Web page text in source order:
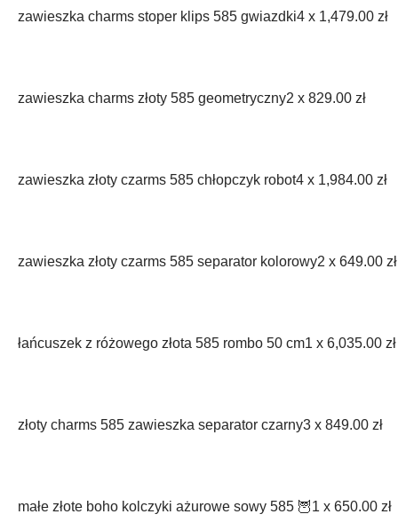
zawieszka charms stoper klips 585 gwiazdki4 x 1,479.00 zł
zawieszka charms złoty 585 geometryczny2 x 829.00 zł
zawieszka złoty czarms 585 chłopczyk robot4 x 1,984.00 zł
zawieszka złoty czarms 585 separator kolorowy2 x 649.00 zł
łańcuszek z różowego złota 585 rombo 50 cm1 x 6,035.00 zł
złoty charms 585 zawieszka separator czarny3 x 849.00 zł
małe złote boho kolczyki ażurowe sowy 585 🦉1 x 650.00 zł